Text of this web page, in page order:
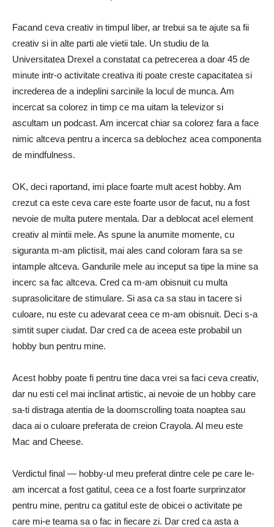
Facand ceva creativ in timpul liber, ar trebui sa te ajute sa fii
creativ si in alte parti ale vietii tale. Un studiu de la
Universitatea Drexel a constatat ca petrecerea a doar 45 de
minute intr-o activitate creativa iti poate creste capacitatea si
increderea de a indeplini sarcinile la locul de munca. Am
incercat sa colorez in timp ce ma uitam la televizor si
ascultam un podcast. Am incercat chiar sa colorez fara a face
nimic altceva pentru a incerca sa deblochez acea componenta
de mindfulness.
OK, deci raportand, imi place foarte mult acest hobby. Am
crezut ca este ceva care este foarte usor de facut, nu a fost
nevoie de multa putere mentala. Dar a deblocat acel element
creativ al mintii mele. As spune la anumite momente, cu
siguranta m-am plictisit, mai ales cand coloram fara sa se
intample altceva. Gandurile mele au inceput sa tipe la mine sa
incerc sa fac altceva. Cred ca m-am obisnuit cu multa
suprasolicitare de stimulare. Si asa ca sa stau in tacere si
culoare, nu este cu adevarat ceea ce m-am obisnuit. Deci s-a
simtit super ciudat. Dar cred ca de aceea este probabil un
hobby bun pentru mine.
Acest hobby poate fi pentru tine daca vrei sa faci ceva creativ,
dar nu esti cel mai inclinat artistic, ai nevoie de un hobby care
sa-ti distraga atentia de la doomscrolling toata noaptea sau
daca ai o culoare preferata de creion Crayola. Al meu este
Mac and Cheese.
Verdictul final — hobby-ul meu preferat dintre cele pe care le-
am incercat a fost gatitul, ceea ce a fost foarte surprinzator
pentru mine, pentru ca gatitul este de obicei o activitate pe
care mi-e teama sa o fac in fiecare zi. Dar cred ca asta a